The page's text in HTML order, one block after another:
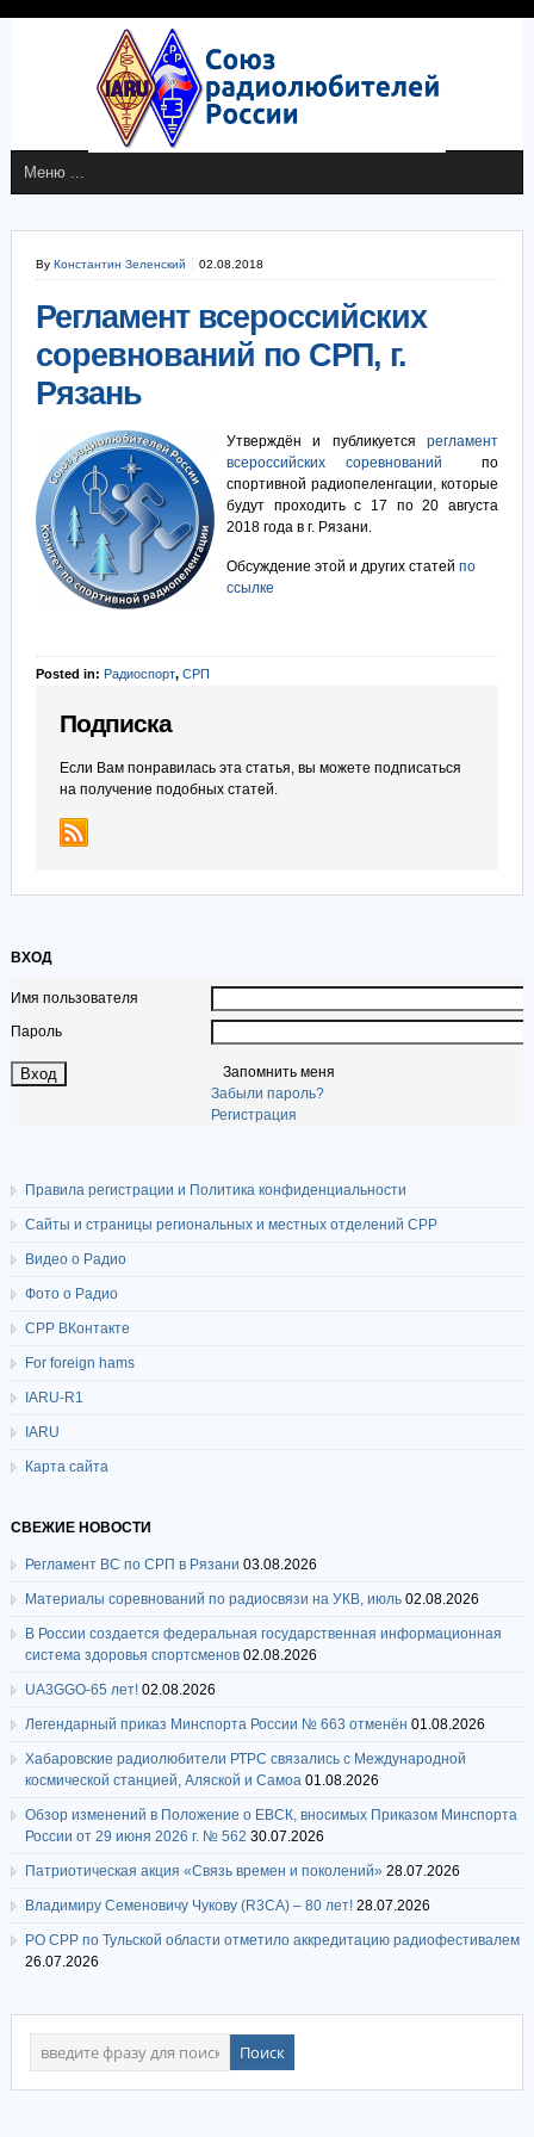
By Константин Зеленский 02.08.2018
Регламент всероссийских
соревнований по СРП, г.
Рязань
Утверждён и публикуетсярегламент
всероссийских соревнований по
спортивной радиопеленгации, которые
будут проходить с 17 по 20 августа
2018 года в г. Рязани.
Обсуждение этой и других статей по
ссылке
Posted in: Радиоспорт, СРП
Подписка
Если Вам понравилась эта статья, вы можете подписаться
на получение подобных статей.
ВХОД
Имя пользователя
Пароль
Запомнить меня
Забыли пароль?
Регистрация
Правила регистрации и Политика конфиденциальности
Сайты и страницы региональных и местных отделений СРР
Видео о Радио
Фото о Радио
СРР ВКонтакте
For foreign hams
IARU-R1
IARU
Карта сайта
СВЕЖИЕ НОВОСТИ
Регламент ВС по СРП в Рязани 03.08.2026
Материалы соревнований по радиосвязи на УКВ, июль 02.08.2026
В России создается федеральная государственная информационная
система здоровья спортсменов 02.08.2026
UA3GGO-65 лет! 02.08.2026
Легендарный приказ Минспорта России № 663 отменён 01.08.2026
Хабаровские радиолюбители РТРС связались с Международной
космической станцией, Аляской и Самоа 01.08.2026
Обзор изменений в Положение о ЕВСК, вносимых Приказом Минспорта
России от 29 июня 2026 г. № 562 30.07.2026
Патриотическая акция «Связь времен и поколений» 28.07.2026
Владимиру Семеновичу Чукову (R3CA) – 80 лет! 28.07.2026
РО СРР по Тульской области отметило аккредитацию радиофестивалем
26.07.2026